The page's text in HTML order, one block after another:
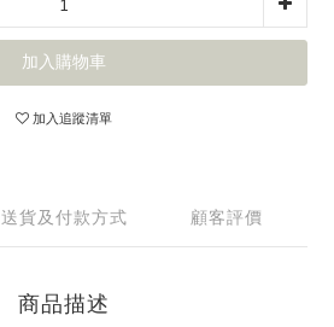
加入購物車
加入追蹤清單
送貨及付款方式 顧客評價
商品描述